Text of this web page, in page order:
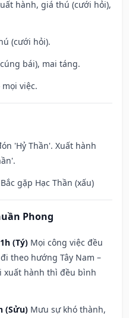
hành, giá thú (cưới hỏi),
(cưới hỏi).
bái), mai táng.
việc.
'Hỷ Thần'. Xuất hành
gặp Hạc Thần (xấu)
Phong
(Tý) Mọi công việc đều
theo hướng Tây Nam –
xuất hành thì đều bình
(Sửu) Mưu sự khó thành,